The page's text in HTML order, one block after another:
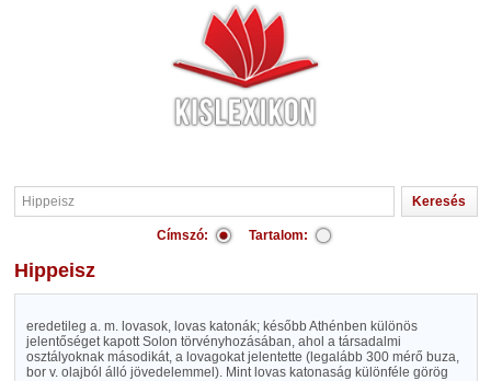
Címszó: Tartalom:
Hippeisz
eredetileg a. m. lovasok, lovas katonák; később Athénben különös
jelentőséget kapott Solon törvényhozásában, ahol a társadalmi
osztályoknak másodikát, a lovagokat jelentette (legalább 300 mérő buza,
bor v. olajból álló jövedelemmel). Mint lovas katonaság különféle görög